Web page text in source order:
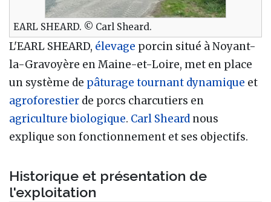
EARL SHEARD. © Carl Sheard.
L'EARL SHEARD, élevage porcin situé à Noyant-
la-Gravoyère en Maine-et-Loire, met en place
un système de pâturage tournant dynamique et
agroforestier de porcs charcutiers en
agriculture biologique. Carl Sheard nous
explique son fonctionnement et ses objectifs.
Historique et présentation de
l'exploitation